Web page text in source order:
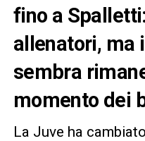
fino a
allenatori, ma
sembra
momento dei
La Juve ha